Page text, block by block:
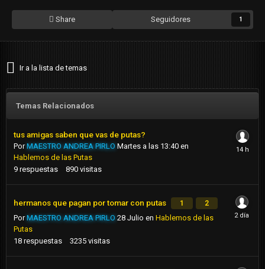
Share Seguidores 1
Ir a la lista de temas
Temas Relacionados
tus amigas saben que vas de putas?
PorMAESTRO ANDREA PIRLO Martes a las 13:40 en
Hablemos de las Putas
9 respuestas 890 visitas
hermanos que pagan por tomar con putas 1 2
PorMAESTRO ANDREA PIRLO 28 Julio en Hablemos de las
Putas
18 respuestas 3235 visitas